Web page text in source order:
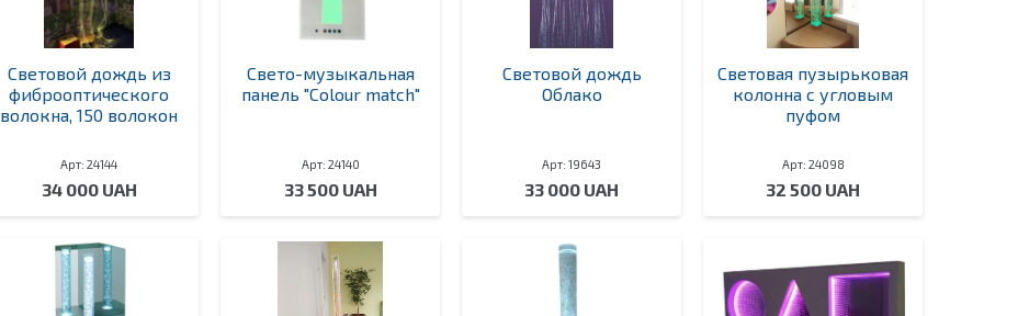
Световой дождь из
фиброоптического
волокна, 150 волокон
Арт: 24144
34 000 UAH
Свето-музыкальная
панель "Сolour match"
Арт: 24140
33 500 UAH
Световой дождь
Облако
Арт: 19643
33 000 UAH
Световая пузырьковая
колонна с угловым
пуфом
Арт: 24098
32 500 UAH